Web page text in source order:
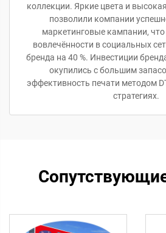
коллекции. Яркие цвета и
позволили компании
маркетинговые кампании, что
вовлечённости в социальных
бренда на 40 %. Инвестиции
окупились с большим
эффективность печати методом
стратегиях.